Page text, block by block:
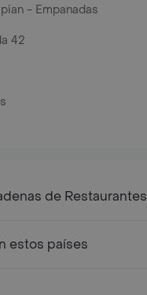
- Empanadas
42
de Restaurantes
estos países